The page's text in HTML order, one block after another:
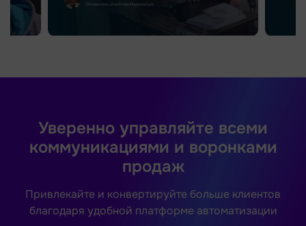
Уверенно управляйте всеми
коммуникациями и воронками
продаж
Привлекайте и конвертируйте больше клиентов
благодаря удобной платформе автоматизации